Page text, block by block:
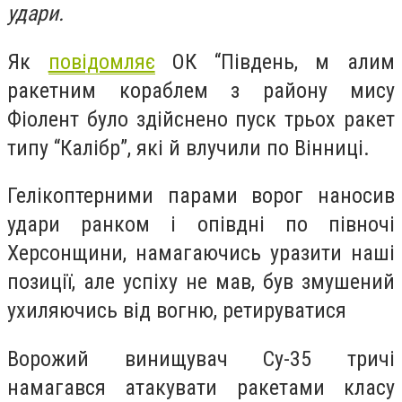
удари.
Як повідомляє ОК “Південь, м алим
ракетним кораблем з району мису
Фіолент було здійснено пуск трьох ракет
типу “Калібр”, які й влучили по Вінниці.
Гелікоптерними парами ворог наносив
удари ранком і опівдні по півночі
Херсонщини, намагаючись уразити наші
позиції, але успіху не мав, був змушений
ухиляючись від вогню, ретируватися
Ворожий винищувач Су-35 тричі
намагався атакувати ракетами класу